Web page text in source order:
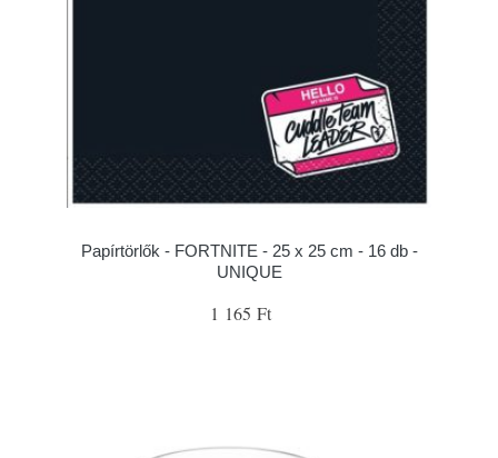
Papírtörlők - FORTNITE - 25 x 25 cm - 16 db -
UNIQUE
1 165 Ft